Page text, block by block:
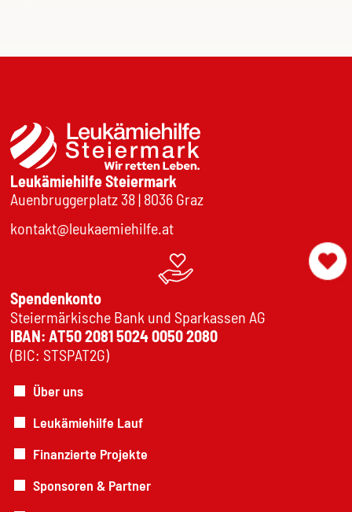
Leukämiehilfe Steiermark
Auenbruggerplatz 38 | 8036 Graz
kontakt@leukaemiehilfe.at
Spendenkonto
Steiermärkische Bank und Sparkassen AG
IBAN: AT50 2081 5024 0050 2080
(BIC: STSPAT2G)
Über uns
Leukämiehilfe Lauf
Finanzierte Projekte
Sponsoren & Partner